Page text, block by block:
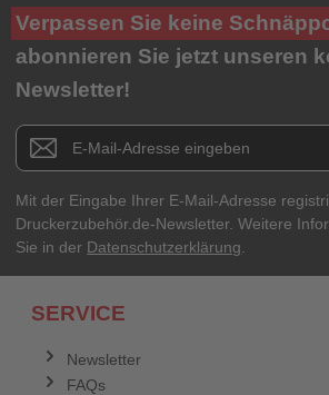
Ihre Bewertung**
★★★★★
Titel**
E-Mail-Adresse
Ihr Passwort
Verpassen Sie keine
abonnieren Sie jetzt unseren
Newsletter!
Newsletter E-Mail Adresse
Mit der Eingabe Ihrer E-Mail-Adresse
Druckerzubehör.de-Newsletter. Weitere
Sie in der Datenschutzerklärung.
SERVICE
Newsletter
FAQs